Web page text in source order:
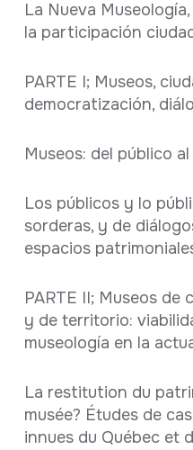
La Nueva
la participación
PARTE I; Museos,
democratización,
Museos: del público
Los públicos y lo
sorderas, y de
espacios
PARTE II; Museos de
y de territorio:
museología en la
La restitution du
musée? Études de
innues du Québec et